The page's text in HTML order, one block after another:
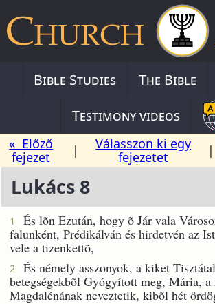
Bible Studies The Bible
Testimony videos
« Előző
fejezet
|
Válasszon ki egy
fejezetet
Lukács 8
1
És lõn Ezután, hogy õ Jár vala
falunként, Prédikálván és hirdetvén az
vele a tizenkettõ,
2
És némely asszonyok, a kiket
betegségekbõl Gyógyított meg, Mária,
Magdalénának neveztetik, kibõl hét